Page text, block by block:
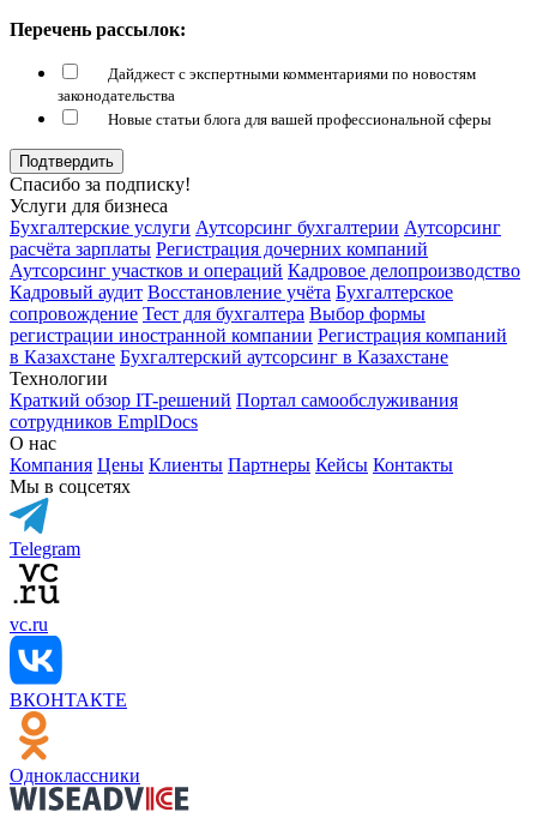
Перечень рассылок:
Дайджест с экспертными комментариями по новостям
законодательства
Новые статьи блога для вашей профессиональной сферы
Подтвердить
Спасибо за подписку!
Услуги для бизнеса
Бухгалтерские услуги Аутсорсинг бухгалтерии Аутсорсинг
расчёта зарплаты Регистрация дочерних компаний
Аутсорсинг участков и операций Кадровое делопроизводство
Кадровый аудит Восстановление учёта Бухгалтерское
сопровождение Тест для бухгалтера Выбор формы
регистрации иностранной компании Регистрация компаний
в Казахстане Бухгалтерский аутсорсинг в Казахстане
Технологии
Краткий обзор IT-решений Портал самообслуживания
сотрудников EmplDocs
О нас
Компания Цены Клиенты Партнеры Кейсы Контакты
Мы в соцсетях
Telegram
vc.ru
ВКОНТАКТЕ
Одноклассники